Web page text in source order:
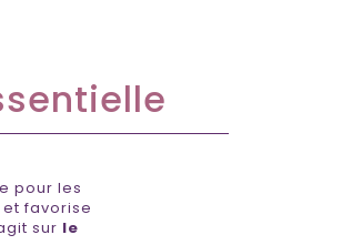
pour les
favorise
sur le